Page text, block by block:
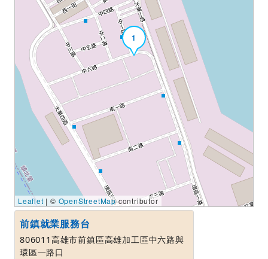
1
Leaflet | © OpenStreetMapcontributor
前鎮就業服務台
806011高雄市前鎮區高雄加工區中六路與
環區一路口